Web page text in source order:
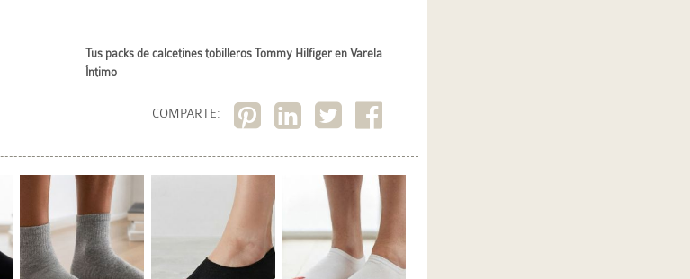
Tus packs de calcetines tobilleros Tommy Hilfiger en Varela
Íntimo
COMPARTE: